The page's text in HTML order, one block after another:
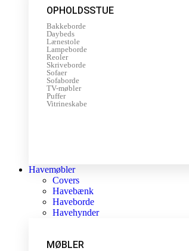
OPHOLDSSTUE
Bakkeborde
Daybeds
Lænestole
Lampeborde
Reoler
Skriveborde
Sofaer
Sofaborde
TV-møbler
Puffer
Vitrineskabe
Havemøbler
Covers
Havebænk
Haveborde
Havehynder
MØBLER